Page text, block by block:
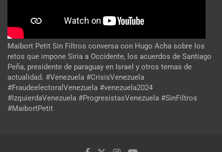
Maibort Petit Sin Filtros conversa con Hugo Acha sobre los
retos que impone Siria a Occidente, los acuerdos de Santiago
Peña, presidente de paraguay en Israel y otros temas de
actualidad. #Venezuela #CrisisVenezuela
#FraudeelectoralVenezuela #venezuela2024
#IzquierdaVenezuela #ProgresistasVenezuela #SinFiltros
#MaibortPetit